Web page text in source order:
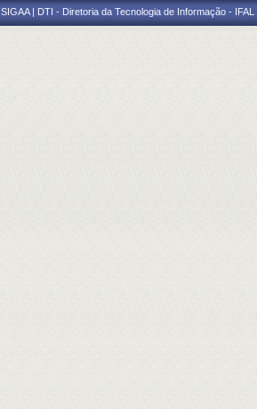
SIGAA | DTI - Diretoria da Tecnologia de Informação -